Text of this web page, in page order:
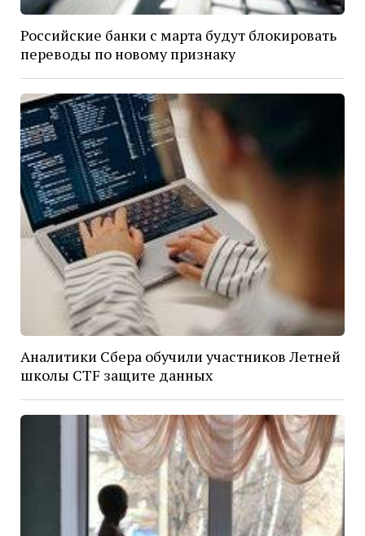
Российские банки с марта будут блокировать
переводы по новому признаку
Аналитики Сбера обучили участников Летней
школы CTF защите данных